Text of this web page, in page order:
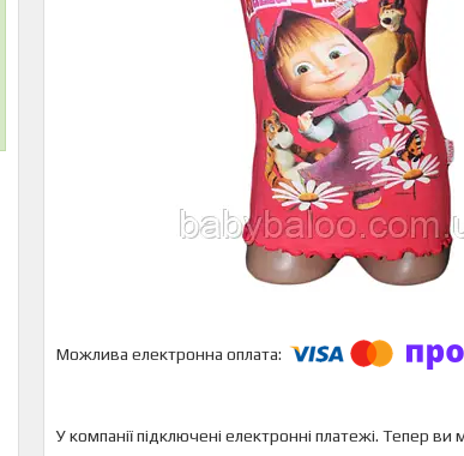
У компанії підключені електронні платежі. Тепер